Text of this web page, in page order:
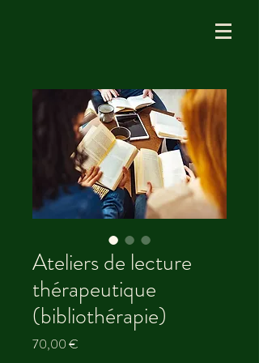
Ateliers de lecture
thérapeutique
(bibliothérapie)
70,00 €